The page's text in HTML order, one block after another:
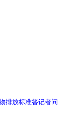
排放标准答记者问